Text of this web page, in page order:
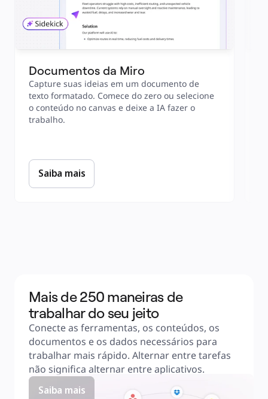
Documentos da Miro
Capture suas ideias em um documento de
texto formatado. Comece do zero ou selecione
o conteúdo no canvas e deixe a IA fazer o
trabalho.
Saiba mais
Mais de 250 maneiras de
trabalhar do seu jeito
Conecte as ferramentas, os conteúdos, os
documentos e os dados necessários para
trabalhar mais rápido. Alternar entre tarefas
não significa alternar entre aplicativos.
Saiba mais